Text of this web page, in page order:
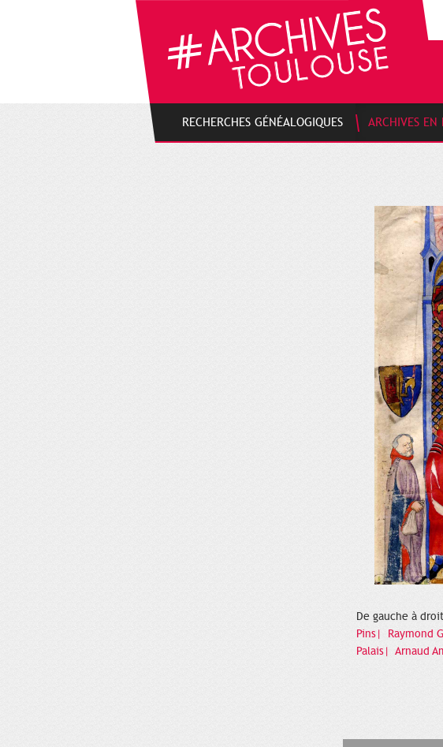
RECHERCHES GÉNÉALOGIQUES ARCHIVES EN
De gauche à
Pins|
Raymond
Palais| Arnaud
Cookies management panel